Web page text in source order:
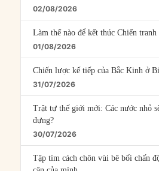
02/08/2026
Làm thế nào để kết thúc Chiến tranh
01/08/2026
Chiến lược kế tiếp của Bắc Kinh ở
31/07/2026
Trật tự thế giới mới: Các nước nhỏ
đựng?
30/07/2026
Tập tìm cách chôn vùi bê bối chấn